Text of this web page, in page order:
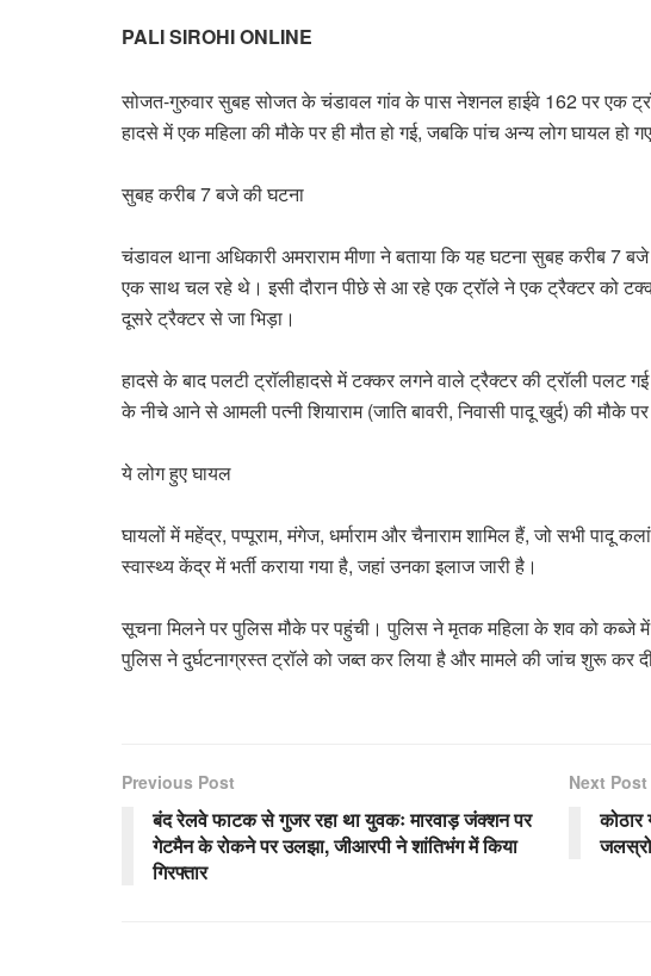
PALI SIROHI ONLINE
सोजत-गुरुवार सुबह सोजत के चंडावल गांव के पास नेशनल हाईवे 162 पर एक
हादसे में एक महिला की मौके पर ही मौत हो गई, जबकि पांच अन्य लोग घायल हो
सुबह करीब 7 बजे की घटना
चंडावल थाना अधिकारी अमराराम मीणा ने बताया कि यह घटना सुबह करीब 7
एक साथ चल रहे थे। इसी दौरान पीछे से आ रहे एक ट्रॉले ने एक ट्रैक्टर को
दूसरे ट्रैक्टर से जा भिड़ा।
हादसे के बाद पलटी ट्रॉलीहादसे में टक्कर लगने वाले ट्रैक्टर की ट्रॉली पलट
के नीचे आने से आमली पत्नी शियाराम (जाति बावरी, निवासी पादू खुर्द) की मौके पर
ये लोग हुए घायल
घायलों में महेंद्र, पप्पूराम, मंगेज, धर्माराम और चैनाराम शामिल हैं, जो सभी पादू
स्वास्थ्य केंद्र में भर्ती कराया गया है, जहां उनका इलाज जारी है।
सूचना मिलने पर पुलिस मौके पर पहुंची। पुलिस ने मृतक महिला के शव को कब्जे में
पुलिस ने दुर्घटनाग्रस्त ट्रॉले को जब्त कर लिया है और मामले की जांच शुरू कर
Previous Post
बंद रेलवे फाटक से गुजर रहा था युवकः मारवाड़ जंक्शन पर
गेटमैन के रोकने पर उलझा, जीआरपी ने शांतिभंग में किया
गिरफ्तार
Next Post